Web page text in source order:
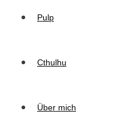
Pulp
Cthulhu
Über mich